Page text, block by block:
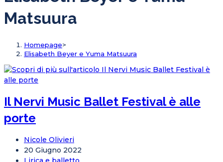
Matsuura
Homepage>
Elisabeth Beyer e Yuma Matsuura
Il Nervi Music Ballet Festival è alle
porte
Nicole Olivieri
20 Giugno 2022